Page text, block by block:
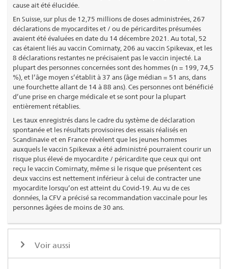
cause ait été élucidée.
En Suisse, sur plus de 12,75 millions de doses administrées, 267
déclarations de myocardites et / ou de péricardites présumées
avaient été évaluées en date du 14 décembre 2021. Au total, 52
cas étaient liés au vaccin Comirnaty, 206 au vaccin Spikevax, et les
8 déclarations restantes ne précisaient pas le vaccin injecté. La
plupart des personnes concernées sont des hommes (n = 199, 74,5
%), et l’âge moyen s’établit à 37 ans (âge médian = 51 ans, dans
une fourchette allant de 14 à 88 ans). Ces personnes ont bénéficié
d’une prise en charge médicale et se sont pour la plupart
entièrement rétablies.
Les taux enregistrés dans le cadre du système de déclaration
spontanée et les résultats provisoires des essais réalisés en
Scandinavie et en France révèlent que les jeunes hommes
auxquels le vaccin Spikevax a été administré pourraient courir un
risque plus élevé de myocardite / péricardite que ceux qui ont
reçu le vaccin Comirnaty, même si le risque que présentent ces
deux vaccins est nettement inférieur à celui de contracter une
myocardite lorsqu’on est atteint du Covid-19. Au vu de ces
données, la CFV a précisé sa recommandation vaccinale pour les
personnes âgées de moins de 30 ans.
Voir aussi